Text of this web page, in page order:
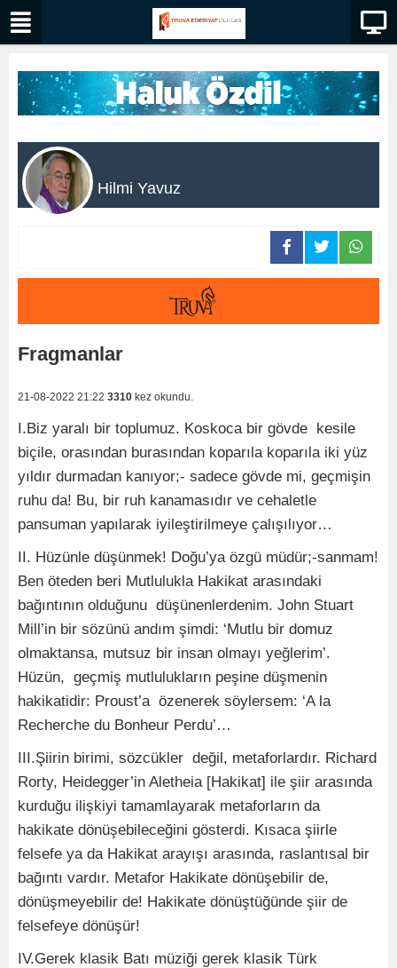
Hilmi Yavuz
Fragmanlar
21-08-2022 21:22 3310 kez okundu.
I.Biz yaralı bir toplumuz. Koskoca bir gövde kesile
biçile, orasından burasından koparıla koparıla iki yüz
yıldır durmadan kanıyor;- sadece gövde mi, geçmişin
ruhu da! Bu, bir ruh kanamasıdır ve cehaletle
pansuman yapılarak iyileştirilmeye çalışılıyor…
II. Hüzünle düşünmek! Doğu’ya özgü müdür;-sanmam!
Ben öteden beri Mutlulukla Hakikat arasındaki
bağıntının olduğunu düşünenlerdenim. John Stuart
Mill’in bir sözünü andım şimdi: ‘Mutlu bir domuz
olmaktansa, mutsuz bir insan olmayı yeğlerim’.
Hüzün, geçmiş mutlulukların peşine düşmenin
hakikatidir: Proust’a özenerek söylersem: ‘A la
Recherche du Bonheur Perdu’…
III.Şiirin birimi, sözcükler değil, metaforlardır. Richard
Rorty, Heidegger’in Aletheia [Hakikat] ile şiir arasında
kurduğu ilişkiyi tamamlayarak metaforların da
hakikate dönüşebileceğini gösterdi. Kısaca şiirle
felsefe ya da Hakikat arayışı arasında, raslantısal bir
bağıntı vardır. Metafor Hakikate dönüşebilir de,
dönüşmeyebilir de! Hakikate dönüştüğünde şiir de
felsefeye dönüşür!
IV.Gerek klasik Batı müziği gerek klasik Türk